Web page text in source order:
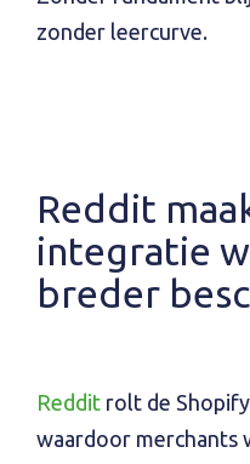
zonder leercurve.
Reddit
integratie
breder
Reddit rolt de
waardoor merchants